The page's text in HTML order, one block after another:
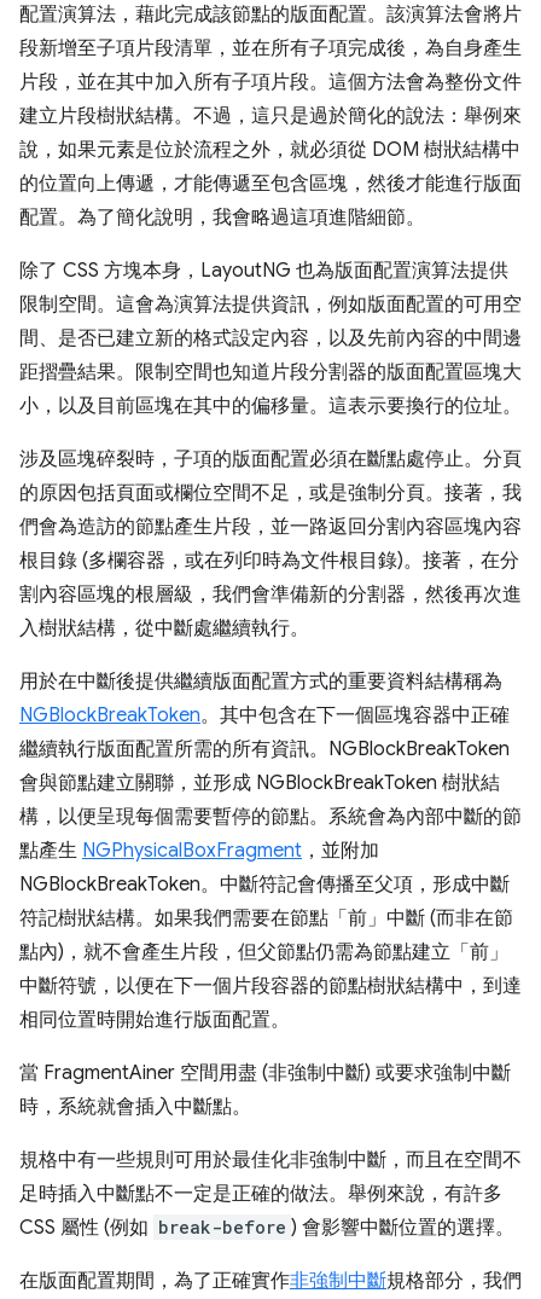
配置演算法，藉此完成該節點的版面配置。該演算法會將片
段新增至子項片段清單，並在所有子項完成後，為自身產生
片段，並在其中加入所有子項片段。這個方法會為整份文件
建立片段樹狀結構。不過，這只是過於簡化的說法：舉例來
說，如果元素是位於流程之外，就必須從 DOM 樹狀結構中
的位置向上傳遞，才能傳遞至包含區塊，然後才能進行版面
配置。為了簡化說明，我會略過這項進階細節。
除了 CSS 方塊本身，LayoutNG 也為版面配置演算法提供
限制空間。這會為演算法提供資訊，例如版面配置的可用空
間、是否已建立新的格式設定內容，以及先前內容的中間邊
距摺疊結果。限制空間也知道片段分割器的版面配置區塊大
小，以及目前區塊在其中的偏移量。這表示要換行的位址。
涉及區塊碎裂時，子項的版面配置必須在斷點處停止。分頁
的原因包括頁面或欄位空間不足，或是強制分頁。接著，我
們會為造訪的節點產生片段，並一路返回分割內容區塊內容
根目錄 (多欄容器，或在列印時為文件根目錄)。接著，在分
割內容區塊的根層級，我們會準備新的分割器，然後再次進
入樹狀結構，從中斷處繼續執行。
用於在中斷後提供繼續版面配置方式的重要資料結構稱為
NGBlockBreakToken。其中包含在下一個區塊容器中正確
繼續執行版面配置所需的所有資訊。NGBlockBreakToken
會與節點建立關聯，並形成 NGBlockBreakToken 樹狀結
構，以便呈現每個需要暫停的節點。系統會為內部中斷的節
點產生 NGPhysicalBoxFragment ，並附加
NGBlockBreakToken。中斷符記會傳播至父項，形成中斷
符記樹狀結構。如果我們需要在節點「前」 中斷 (而非在節
點內)，就不會產生片段，但父節點仍需為節點建立「前」
中斷符號，以便在下一個片段容器的節點樹狀結構中，到達
相同位置時開始進行版面配置。
當 FragmentAiner 空間用盡 (非強制中斷) 或要求強制中斷
時，系統就會插入中斷點。
規格中有一些規則可用於最佳化非強制中斷，而且在空間不
足時插入中斷點不一定是正確的做法。舉例來說，有許多
CSS 屬性 (例如 break-before ) 會影響中斷位置的選擇。
在版面配置期間，為了正確實作非強制中斷規格部分，我們